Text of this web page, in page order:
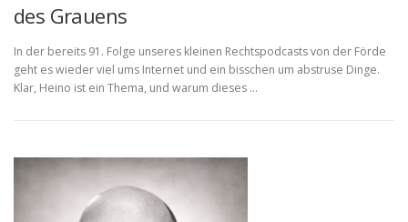
des Grauens
In der bereits 91. Folge unseres kleinen Rechtspodcasts von der Förde
geht es wieder viel ums Internet und ein bisschen um abstruse Dinge.
Klar, Heino ist ein Thema, und warum dieses …